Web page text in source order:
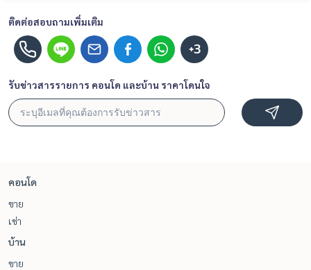
ติดต่อสอบถามเพิ่มเติม
+3
รับข่าวสารรายการ คอนโด และบ้าน ราคาโดนใจ
คอนโด
ขาย
เช่า
บ้าน
ขาย